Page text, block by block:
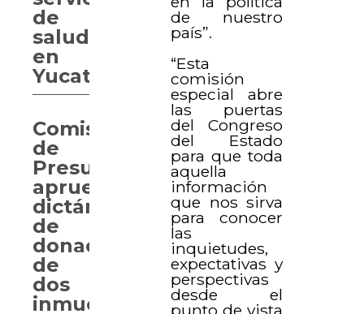
de nuestro
país”.
“Esta
comisión
especial abre
las puertas
del Congreso
del Estado
para que toda
aquella
información
que nos sirva
para conocer
las
inquietudes,
expectativas y
perspectivas
desde el
punto de vista
de
salud
en
Yucatán
Comisión
de
Presupuesto
aprueba
dictámenes
de
donación
de
dos
inmuebles